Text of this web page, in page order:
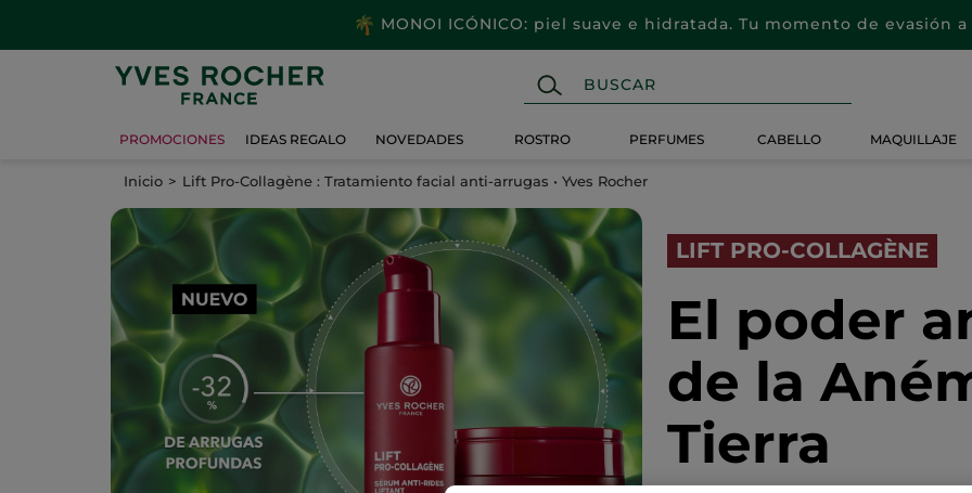
MONOI ICÓNICO: piel suave e hidratada. Tu momento de evasión
PROMOCIONES IDEAS REGALO NOVEDADES ROSTRO PERFUMES CABELLO MAQUILLAJE
Inicio Lift Pro-Collagène : Tratamiento facial anti-arrugas • Yves Rocher
LIFT PRO-COLLAGÈNE
El poder
de la
Tierra